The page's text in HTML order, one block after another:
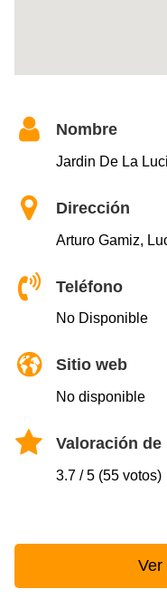
Nombre
Jardin De La
Dirección
Arturo Gamiz,
Teléfono
No Disponible
Sitio web
No disponible
Valoración
3.7 / 5 (55 votos)
Ver